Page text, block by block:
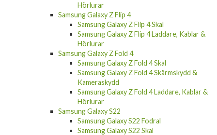
Hörlurar
Samsung Galaxy Z Flip 4
Samsung Galaxy Z Flip 4 Skal
Samsung Galaxy Z Flip 4 Laddare, Kablar &
Hörlurar
Samsung Galaxy Z Fold 4
Samsung Galaxy Z Fold 4 Skal
Samsung Galaxy Z Fold 4 Skärmskydd &
Kameraskydd
Samsung Galaxy Z Fold 4 Laddare, Kablar &
Hörlurar
Samsung Galaxy S22
Samsung Galaxy S22 Fodral
Samsung Galaxy S22 Skal